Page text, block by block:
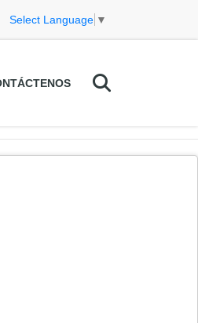
Select Language ▼